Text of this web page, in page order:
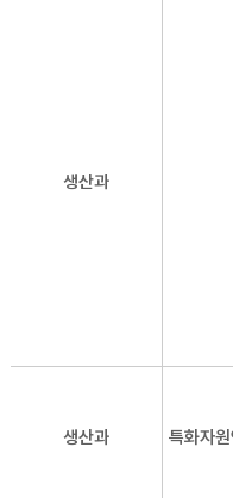
생산과
생산과 특화자